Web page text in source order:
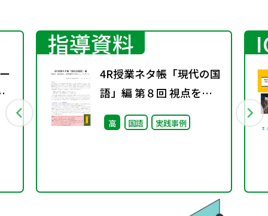
指導資料
4R授業ネタ帳「現代の国
語」編 第８回 視点を変
え、発想を豊かにするト
レーニング（１）
高 国語 実践事例